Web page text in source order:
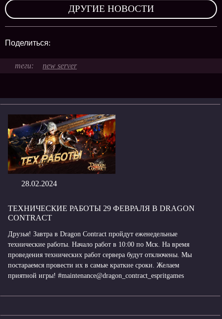
ДРУГИЕ НОВОСТИ
Поделиться:
new server
28.02.2024
ТЕХНИЧЕСКИЕ РАБОТЫ 29 ФЕВРАЛЯ В DRAGON
CONTRACT
Друзья! Завтра в Dragon Contract пройдут еженедельные
технические работы. Начало работ в 10:00 по Мск. На время
проведения технических работ сервера будут отключены. Мы
постараемся провести их в самые краткие сроки. Желаем
приятной игры! #maintenance@dragon_contract_espritgames